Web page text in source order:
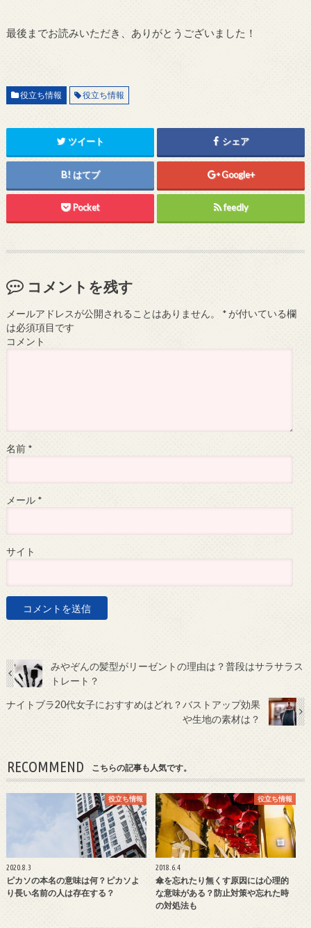
最後までお読みいただき、ありがとうございました！
役立ち情報 役立ち情報
ツイート シェア
はてブ Google+
Pocket feedly
コメントを残す
メールアドレスが公開されることはありません。 *が付いている欄
は必須項目です
コメント
名前 *
メール *
サイト
みやぞんの髪型がリーゼントの理由は？普段はサラサラス
トレート？
ナイトブラ20代女子におすすめはどれ？バストアップ効果
や生地の素材は？
RECOMMEND こちらの記事も人気です。
役立ち情報
2020.8.3
ピカソの本名の意味は何？ピカソよ
り長い名前の人は存在する？
役立ち情報
2018.6.4
傘を忘れたり無くす原因には心理的
な意味がある？防止対策や忘れた時
の対処法も